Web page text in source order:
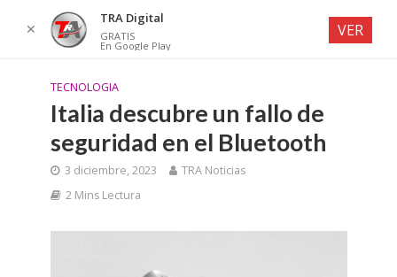
TECNOLOGIA
Italia descubre un fallo de
seguridad en el Bluetooth
3 diciembre, 2023
TRA Noticias
2 Mins Lectura
✕
TRA Digital
GRATIS
En Google Play
VER